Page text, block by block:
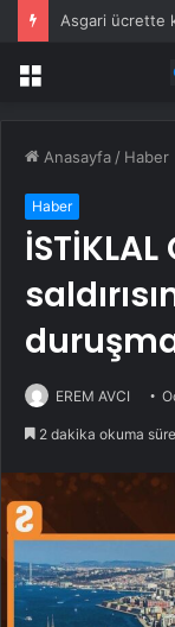
Asgari ücrette
Menü
Anasayfa / Haber
Haber
EREM AVCI
2 dakika okuma